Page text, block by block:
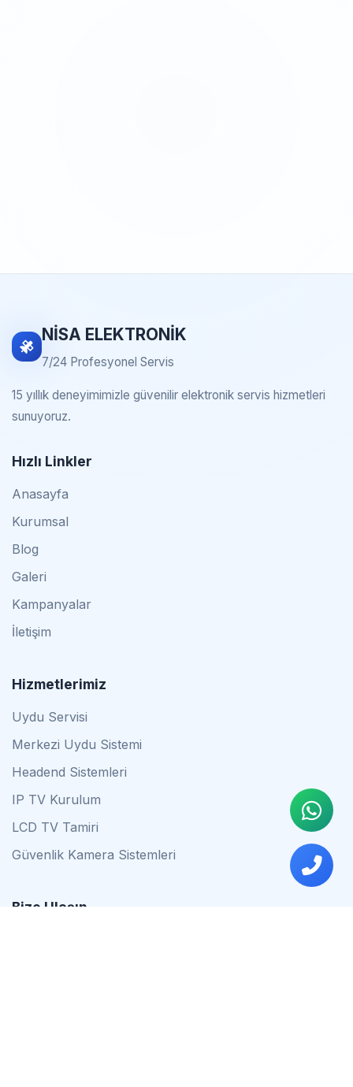
NİSA ELEKTRONİK
7/24 Profesyonel Servis
15 yıllık deneyimimizle güvenilir elektronik servis hizmetleri
sunuyoruz.
Hızlı Linkler
Anasayfa
Kurumsal
Blog
Galeri
Kampanyalar
İletişim
Hizmetlerimiz
Uydu Servisi
Merkezi Uydu Sistemi
Headend Sistemleri
IP TV Kurulum
LCD TV Tamiri
Güvenlik Kamera Sistemleri
Bize Ulaşın